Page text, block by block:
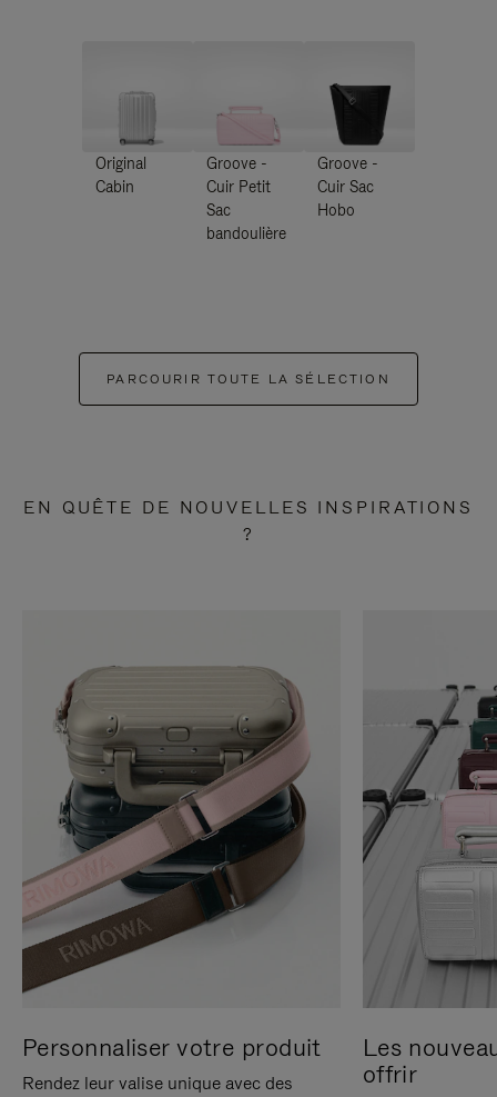
Original
Cabin
Groove -
Cuir Petit
Sac
bandoulière
Groove -
Cuir Sac
Hobo
PARCOURIR TOUTE LA SÉLECTION
EN QUÊTE DE NOUVELLES INSPIRATIONS
?
Personnaliser votre produit
Rendez leur valise unique avec des
Les
offrir